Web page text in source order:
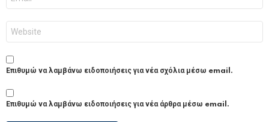
Επιθυμώ να λαμβάνω ειδοποιήσεις για νέα σχόλια μέσω email.
Επιθυμώ να λαμβάνω ειδοποιήσεις για νέα άρθρα μέσω email.